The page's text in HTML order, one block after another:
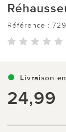
Référence :
Livraison
24,99